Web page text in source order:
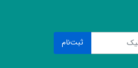
ثبت‌نام